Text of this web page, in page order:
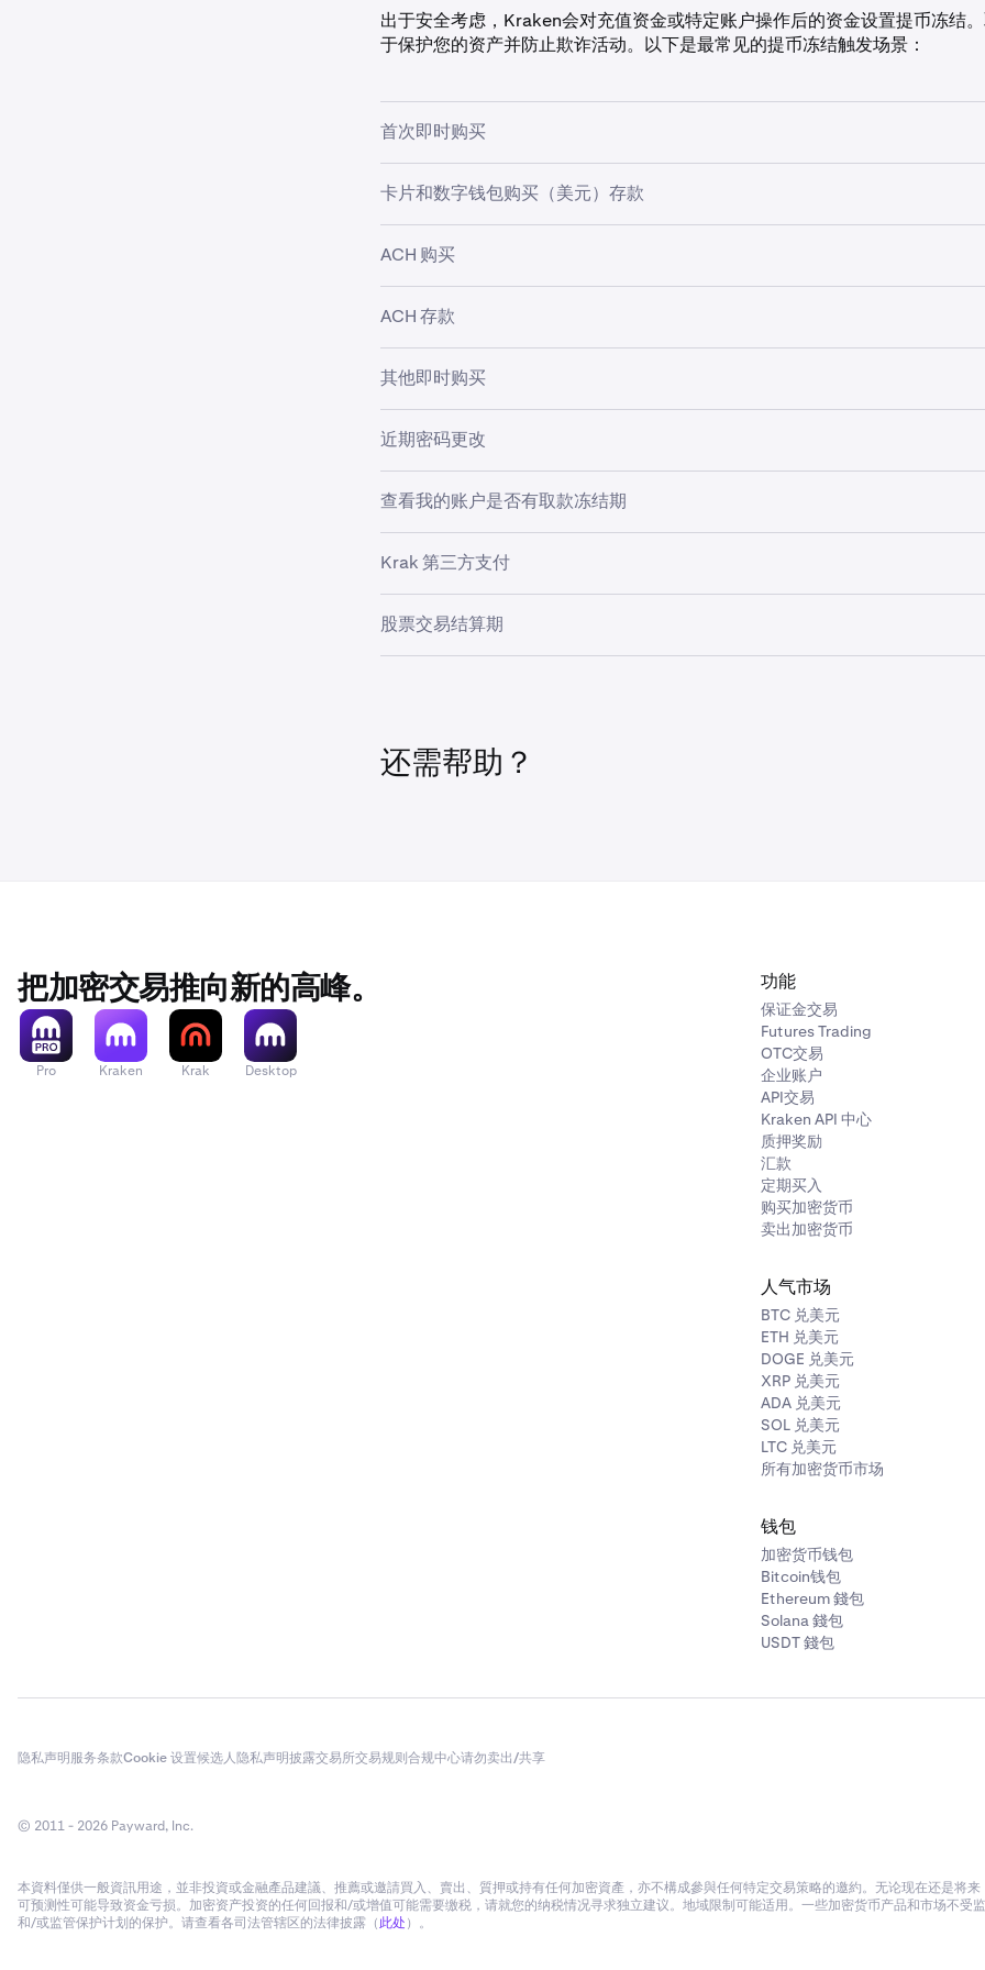
出于安全考虑，Kraken会对充值资金或特定账户操作后的资金设置提币冻结
于保护您的资产并防止欺诈活动。以下是最常见的提币冻结触发场景：
首次即时购买
部分即时购买 可能触发72小时提币冻结，例如首次使用
（ Apple Pay或Google Pay）进行购买。取款冻结的金额即购买金额，而不是
额。来自某些银行的存款或者出于安全原因，也可能会触发取款冻结。在此
进行的其他法定货币购买，也将在接下来的 72 小时内被锁定。
法定货币或加密货币资产。
卡片和数字钱包购买（美元）存款
为提升安全性，通过Apple Pay或Google Pay使用借记卡/信用卡进行购买时，
支付方式的首次购买都将触发72小时提币冻结。如果您在Apple Pay或Google
加新卡，该新卡的首次购买将触发新一轮72小时提币冻结，即使您此前已使
购买。
ACH 购买
对于 通过 ACH Plaid 进行的购买
法定货币或加密货币资产。取款冻结不适用于交易。
ACH 存款
进行 ACH 存款或购买时，将对该笔交易中使用的资金施加取款冻结。在此冻结
取款金额即您的现货总余额减去当前受取款冻结影响的资金部分。这意味着虽
额仍然显示在账户中，但在冻结期结束之前，只有与 ACH 取款冻结无关的部
其他即时购买
即便不是首次购买，部分借记卡/信用卡、数字钱包（Apple Pay、Google Pay
买仍可能触发72小时提币冻结。是否触发冻结取决于账户历史记录、交易活动
并非每笔购买都会被冻结。
近期密码更改
如果您更改了密码，出于安全考虑，提取到新取款地址的取款将被冻结 24 小
后 24 小时内，提取到更新后的取款地址的任何取款也将被冻结。您已添加到
受到影响。
查看我的账户是否有取款冻结期
如需确认账户是否存在提币冻结，请在提币流程中点击提示图标，查看可用余
及相关冻结的详细信息。
您也可以通过与聊天机器人对话进行查询：
3 请稍等片刻，我们将向您显示您的账户是否有任何取款冻结期。
Krak 第三方支付
出于安全考虑，通过Krak应用收到的第三方现金转账相关资金，也可能受到72
的限制。
股票交易结算期
均会产生独立冻结，若同日多次卖出，冻结金额将累计叠加，直至逐笔结算完
还需帮助？
把加密交易推向新的高峰。
Pro Kraken Krak Desktop
功能
保证金交易
Futures Trading
OTC交易
企业账户
API交易
Kraken API 中心
质押奖励
汇款
定期买入
购买加密货币
卖出加密货币
人气市场
BTC 兑美元
ETH 兑美元
DOGE 兑美元
XRP 兑美元
ADA 兑美元
SOL 兑美元
LTC 兑美元
所有加密货币市场
钱包
加密货币钱包
Bitcoin钱包
Ethereum 錢包
Solana 錢包
USDT 錢包
隐私声明服务条款Cookie 设置候选人隐私声明披露交易所交易规则合规中心请勿卖出/共享
© 2011 - 2026 Payward, Inc.
本資料僅供一般資訊用途，並非投資或金融產品建議、推薦或邀請買入、賣出、質押或持有任何加密資產，亦不構成參與任何特定交易策略的邀約。无论现在还是将
可预测性可能导致资金亏损。加密资产投资的任何回报和/或增值可能需要缴税，请就您的纳税情况寻求独立建议。地域限制可能适用。一些加密货币产品和市场不
和/或监管保护计划的保护。请查看各司法管辖区的法律披露（此处）。